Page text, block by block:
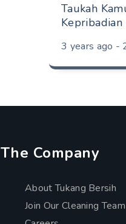
Taukah
3 years ago -
The Company
About Tukang Bersih
Join Our Cleaning Team